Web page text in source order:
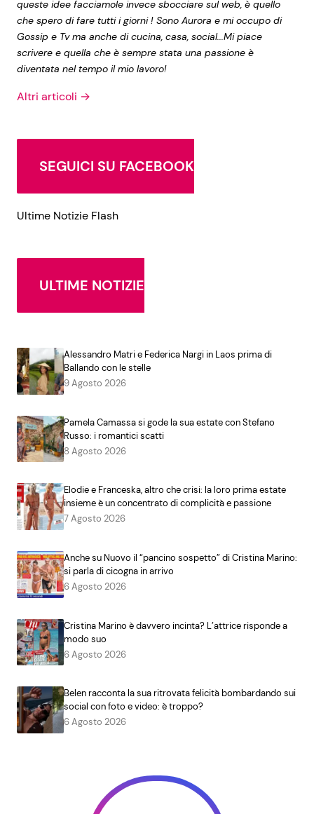
queste idee facciamole invece sbocciare sul web, è quello
che spero di fare tutti i giorni ! Sono Aurora e mi occupo di
Gossip e Tv ma anche di cucina, casa, social...Mi piace
scrivere e quella che è sempre stata una passione è
diventata nel tempo il mio lavoro!
Altri articoli →
SEGUICI SU FACEBOOK
Ultime Notizie Flash
ULTIME NOTIZIE
Alessandro Matri e Federica Nargi in Laos prima di
Ballando con le stelle
9 Agosto 2026
Pamela Camassa si gode la sua estate con Stefano
Russo: i romantici scatti
8 Agosto 2026
Elodie e Franceska, altro che crisi: la loro prima estate
insieme è un concentrato di complicità e passione
7 Agosto 2026
Anche su Nuovo il “pancino sospetto” di Cristina Marino:
si parla di cicogna in arrivo
6 Agosto 2026
Cristina Marino è davvero incinta? L’attrice risponde a
modo suo
6 Agosto 2026
Belen racconta la sua ritrovata felicità bombardando sui
social con foto e video: è troppo?
6 Agosto 2026